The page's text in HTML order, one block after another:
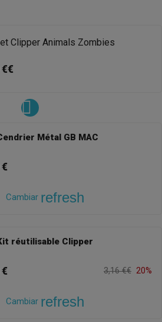
Clipper Animals Zombies
Métal GB MAC
Cambiar refresh
réutilisable Clipper
3,16 €€ 20%
Cambiar refresh